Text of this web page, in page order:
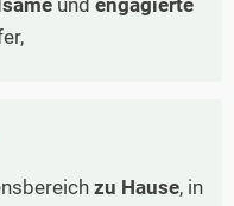
und engagierte
zu Hause, in